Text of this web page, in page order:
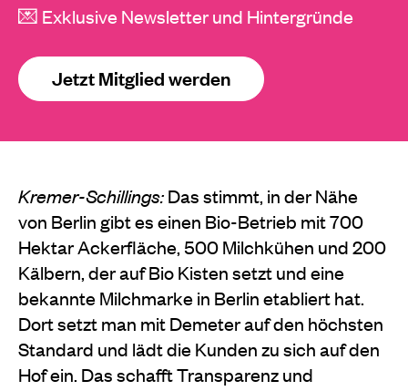
💌 Exklusive Newsletter und Hintergründe
Jetzt Mitglied werden
Kremer-Schillings:Das stimmt, in der Nähe
von Ber­lin gibt es einen Bio-Betrieb mit 700
Hektar Ackerflä­che, 500 Milchkühen und 200
Kälbern, der auf Bio­ Kisten setzt und eine
bekannte Milchmarke in Berlin etabliert hat.
Dort setzt man mit Demeter auf den höchsten
Standard und lädt die Kunden zu sich auf den
Hof ein. Das schafft Transparenz und